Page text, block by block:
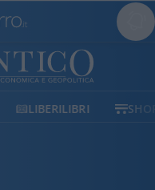
SHOP SOSTIENICI